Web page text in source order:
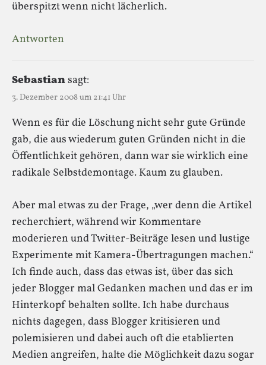
überspitzt wenn nicht lächerlich.
Antworten
Sebastiansagt:
3. Dezember 2008 um 21:41 Uhr
Wenn es für die Löschung nicht sehr gute Gründe
gab, die aus wiederum guten Gründen nicht in die
Öffentlichkeit gehören, dann war sie wirklich eine
radikale Selbstdemontage. Kaum zu glauben.
Aber mal etwas zu der Frage, „wer denn die Artikel
recherchiert, während wir Kommentare
moderieren und Twitter-Beiträge lesen und lustige
Experimente mit Kamera-Übertragungen machen.“
Ich finde auch, dass das etwas ist, über das sich
jeder Blogger mal Gedanken machen und das er im
Hinterkopf behalten sollte. Ich habe durchaus
nichts dagegen, dass Blogger kritisieren und
polemisieren und dabei auch oft die etablierten
Medien angreifen, halte die Möglichkeit dazu sogar